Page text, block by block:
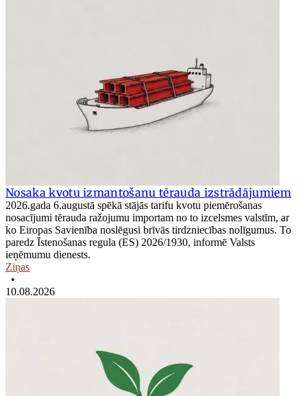
Nosaka kvotu izmantošanu tērauda izstrādājumiem
2026.gada 6.augustā spēkā stājās tarifu kvotu piemērošanas
nosacījumi tērauda ražojumu importam no to izcelsmes valstīm, ar
ko Eiropas Savienība noslēgusi brīvās tirdzniecības nolīgumus. To
paredz Īstenošanas regula (ES) 2026/1930, informē Valsts
ieņēmumu dienests.
Ziņas
•
10.08.2026